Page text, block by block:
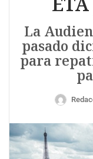
La
pasado
para